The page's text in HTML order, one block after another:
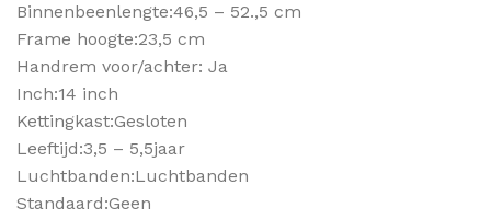
Binnenbeenlengte:46,5 – 52.,5 cm
Frame hoogte:23,5 cm
Handrem voor/achter: Ja
Inch:14 inch
Kettingkast:Gesloten
Leeftijd:3,5 – 5,5jaar
Luchtbanden:Luchtbanden
Standaard:Geen